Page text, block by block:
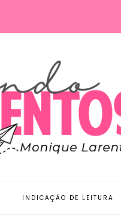
INDICAÇÃO DE LEITURA